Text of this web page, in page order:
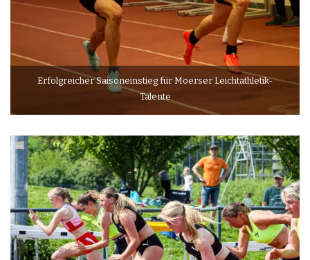
Erfolgreicher Saisoneinstieg für Moerser Leichtathletik-
Talente